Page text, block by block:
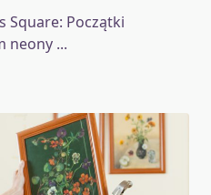
Square: Początki
neony ...